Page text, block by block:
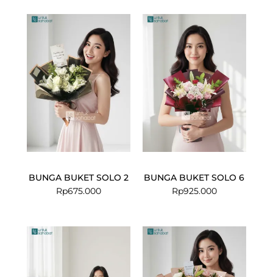
BUNGA BUKET SOLO 2
Rp675.000
BUNGA BUKET SOLO 6
Rp925.000